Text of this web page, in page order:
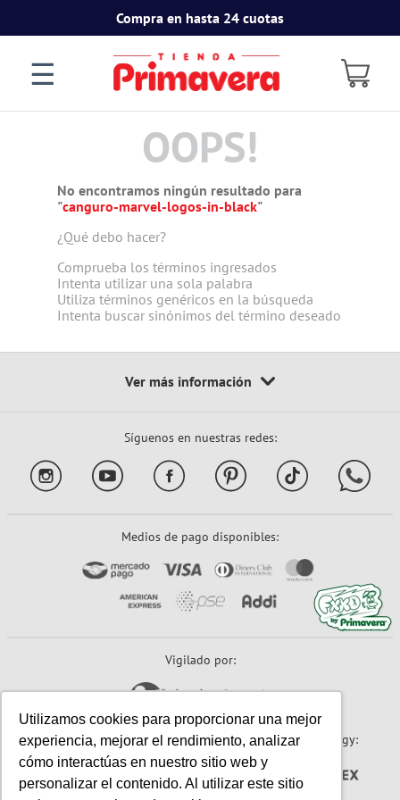
Utilizamos cookies para proporcionar una mejor
experiencia, mejorar el rendimiento, analizar
cómo interactúas en nuestro sitio web y
personalizar el contenido. Al utilizar este sitio
Compra en hasta 24 cuotas
☰
OOPS!
No encontramos ningún resultado para
"canguro-marvel-logos-in-black"
¿Qué debo hacer?
Comprueba los términos ingresados
Intenta utilizar una sola palabra
Utiliza términos genéricos en la búsqueda
Intenta buscar sinónimos del término deseado
Síguenos en nuestras redes:
Medios de pago disponibles:
Vigilado por:
Sitio seguro: Powered By: Technology: